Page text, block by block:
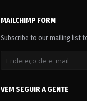
MAILCHIMP FORM
Subscribe to our mailing list
VEM SEGUIR A GENTE